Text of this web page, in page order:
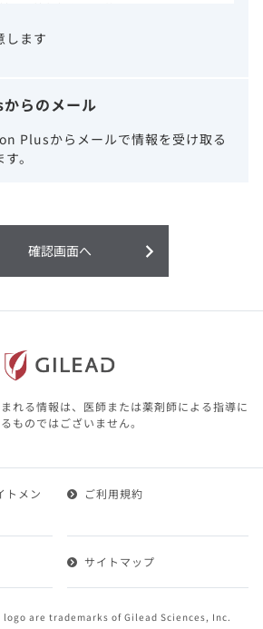
だき、同意された場合のみご利用くだ
本サイトのコンテンツについて
を払い、正確かつ最新の情報を提
に努力をしておりますが、正確
妥当性、有用性、ご利用になら
とまたは利用できなかったことよ
害については一切の責任を負いか
報は、その製品またはその製品の
の情報は、医師その他医療関係者
きアドバイスやサービスを提供す
ありません。本サイトに表示され
は、決して、医師その他医療関係
関係者の方で、本サービスの利用規約
し込みギリアドがこれを承認した方を
す。
します
からのメール
Plusからメールで情報を受け取る
。
確認画面へ
れる情報は、医師または薬剤師による指導に
ものではございません。
are trademarks of Gilead Sciences, Inc.
トメン
ご利用規約
サイトマップ